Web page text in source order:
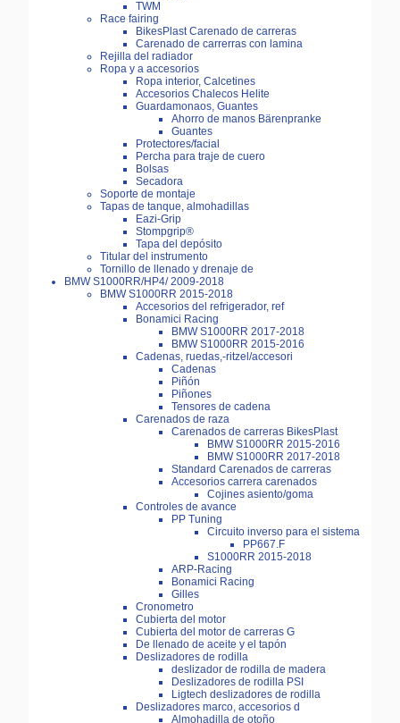
TWM
Race fairing
BikesPlast Carenado de carreras
Carenado de carrerras con lamina
Rejilla del radiador
Ropa y a accesorios
Ropa interior, Calcetines
Accesorios Chalecos Helite
Guardamonaos, Guantes
Ahorro de manos Bärenpranke
Guantes
Protectores/facial
Percha para traje de cuero
Bolsas
Secadora
Soporte de montaje
Tapas de tanque, almohadillas
Eazi-Grip
Stompgrip®
Tapa del depósito
Titular del instrumento
Tornillo de llenado y drenaje de
BMW S1000RR/HP4/ 2009-2018
BMW S1000RR 2015-2018
Accesorios del refrigerador, ref
Bonamici Racing
BMW S1000RR 2017-2018
BMW S1000RR 2015-2016
Cadenas, ruedas,-ritzel/accesori
Cadenas
Piñón
Piñones
Tensores de cadena
Carenados de raza
Carenados de carreras BikesPlast
BMW S1000RR 2015-2016
BMW S1000RR 2017-2018
Standard Carenados de carreras
Accesorios carrera carenados
Cojines asiento/goma
Controles de avance
PP Tuning
Circuito inverso para el sistema
PP667.F
S1000RR 2015-2018
ARP-Racing
Bonamici Racing
Gilles
Cronometro
Cubierta del motor
Cubierta del motor de carreras G
De llenado de aceite y el tapón
Deslizadores de rodilla
deslizador de rodilla de madera
Deslizadores de rodilla PSI
Ligtech deslizadores de rodilla
Deslizadores marco, accesorios d
Almohadilla de otoño